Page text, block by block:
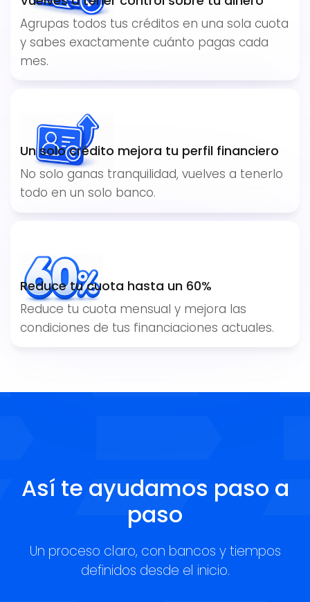
Agrupas todos tus créditos en una sola cuota
y sabes exactamente cuánto pagas cada
mes.
Un solo crédito mejora tu perfil financiero
No solo ganas tranquilidad, vuelves a tenerlo
todo en un solo banco.
Reduce tu cuota hasta un 60%
Reduce tu cuota mensual y mejora las
condiciones de tus financiaciones actuales.
Así te ayudamos paso a
paso
Un proceso claro, con bancos y tiempos
definidos desde el inicio.